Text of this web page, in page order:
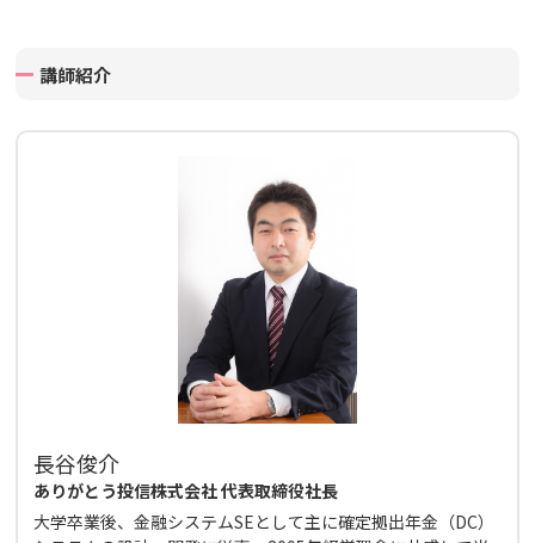
講師紹介
長谷俊介
ありがとう投信株式会社 代表取締役社長
大学卒業後、金融システムSEとして主に確定拠出年金（DC）